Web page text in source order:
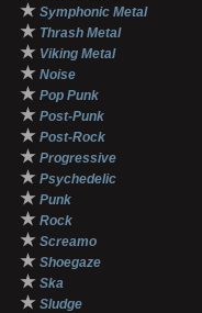
★ Symphonic Metal
★ Thrash Metal
★ Viking Metal
★ Noise
★ Pop Punk
★ Post-Punk
★ Post-Rock
★ Progressive
★ Psychedelic
★ Punk
★ Rock
★ Screamo
★ Shoegaze
★ Ska
★ Sludge